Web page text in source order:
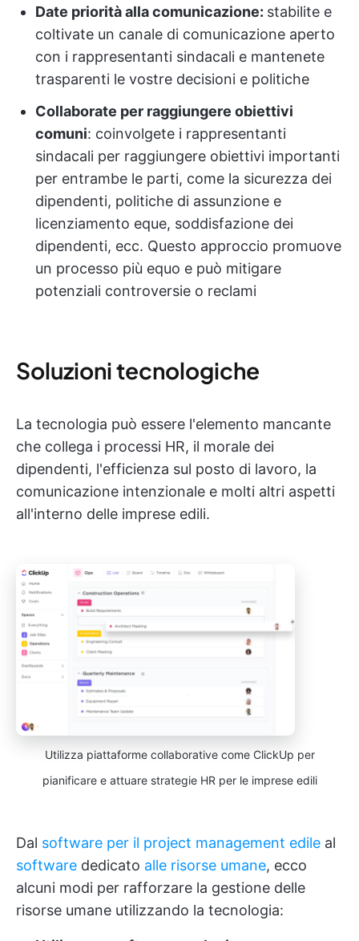
Date priorità alla comunicazione: stabilite e
coltivate un canale di comunicazione aperto
con i rappresentanti sindacali e mantenete
trasparenti le vostre decisioni e politiche
Collaborate per raggiungere obiettivi
comuni: coinvolgete i rappresentanti
sindacali per raggiungere obiettivi importanti
per entrambe le parti, come la sicurezza dei
dipendenti, politiche di assunzione e
licenziamento eque, soddisfazione dei
dipendenti, ecc. Questo approccio promuove
un processo più equo e può mitigare
potenziali controversie o reclami
Soluzioni tecnologiche
La tecnologia può essere l'elemento mancante
che collega i processi HR, il morale dei
dipendenti, l'efficienza sul posto di lavoro, la
comunicazione intenzionale e molti altri aspetti
all'interno delle imprese edili.
Utilizza piattaforme collaborative come ClickUp per
pianificare e attuare strategie HR per le imprese edili
Dal software per il project management edile al
software dedicato alle risorse umane, ecco
alcuni modi per rafforzare la gestione delle
risorse umane utilizzando la tecnologia: